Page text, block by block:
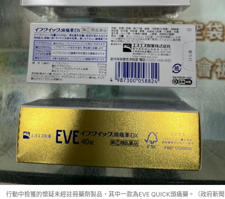
行動中檢獲的懷疑未經註冊藥劑製品，其中一款為EVE QUICK頭痛藥。（政府新聞